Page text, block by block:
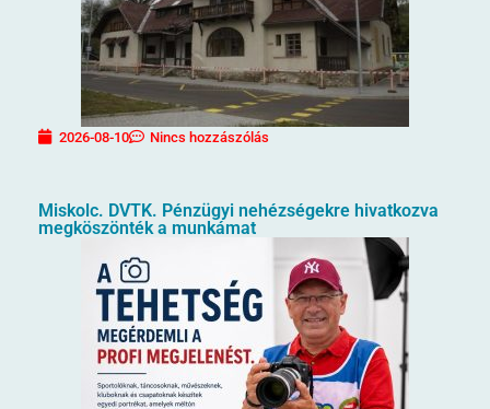
2026-08-10 Nincs hozzászólás
Miskolc. DVTK. Pénzügyi nehézségekre hivatkozva
megköszönték a munkámat